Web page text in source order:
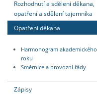
Rozhodnutí a sdělení děkana,
opatření a sdělení tajemníka
Opatření děkana
Harmonogram akademického
roku
Směrnice a provozní řády
Zápisy